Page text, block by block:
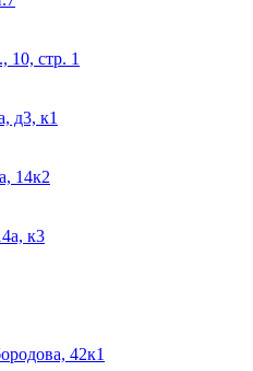
10, стр. 1
д3, к1
14к2
к3
42к1